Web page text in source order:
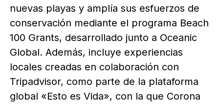
nuevas playas y amplía sus esfuerzos de
conservación mediante el programa Beach
100 Grants, desarrollado junto a Oceanic
Global. Además, incluye experiencias
locales creadas en colaboración con
Tripadvisor, como parte de la plataforma
global «Esto es Vida», con la que Corona